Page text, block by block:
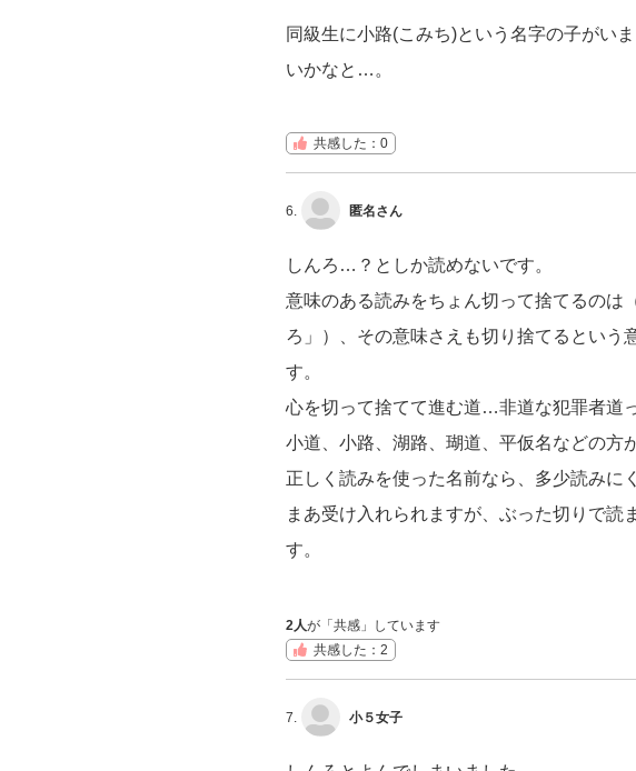
同級生に小路(こみち)という名字の子がい
いかなと…。
共感した：0
6. 匿名さん
しんろ…？としか読めないです。
意味のある読みをちょん切って捨てるのは
ろ」）、その意味さえも切り捨てるという
す。
心を切って捨てて進む道…非道な犯罪者道
小道、小路、湖路、瑚道、平仮名などの方
正しく読みを使った名前なら、多少読みに
まあ受け入れられますが、ぶった切りで読
す。
2人が「共感」しています
共感した：2
7. 小５女子